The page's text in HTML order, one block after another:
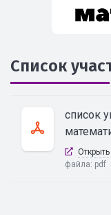
Список
список
Открыть
файла: pdf